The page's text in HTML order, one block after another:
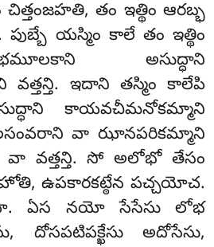
తం ఇత్థిం ఆరబ్భ
యస్మిం కాలే తం ఇత్థిం
అసుద్ధాని
ఇదాని తస్మిం కాలేపి
కాయవచీమనోకమ్మాని
వా ఝానపరికమ్మాని
వత్తన్తి. సో అలోభో తేసం
ఉపకారకట్ఠేన పచ్చయోచ.
ఏస నయో సేసేసు లోభ
దోసపటిపక్ఖేసు అదోసేసు,